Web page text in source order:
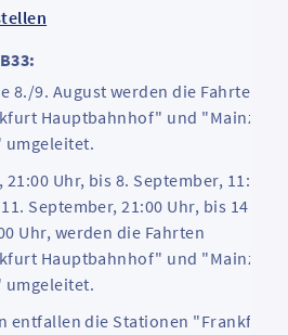
8./9. August werden die Fahrten
Hauptbahnhof" und "Mainz
Uhr, bis 8. September, 11:00
September, 21:00 Uhr, bis 14.
Uhr, werden die Fahrten
Hauptbahnhof" und "Mainz
entfallen die Stationen "Frankfurt